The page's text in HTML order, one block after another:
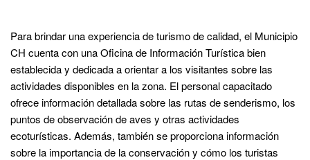
Para brindar una experiencia de turismo de calidad, el Municipio
CH cuenta con una Oficina de Información Turística bien
establecida y dedicada a orientar a los visitantes sobre las
actividades disponibles en la zona. El personal capacitado
ofrece información detallada sobre las rutas de senderismo, los
puntos de observación de aves y otras actividades
ecoturísticas. Además, también se proporciona información
sobre la importancia de la conservación y cómo los turistas